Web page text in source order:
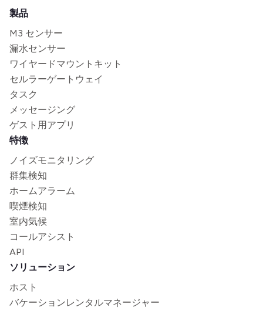
製品
M3 センサー
漏水センサー
ワイヤードマウントキット
セルラーゲートウェイ
タスク
メッセージング
ゲスト用アプリ
特徴
ノイズモニタリング
群集検知
ホームアラーム
喫煙検知
室内気候
コールアシスト
API
ソリューション
ホスト
バケーションレンタルマネージャー